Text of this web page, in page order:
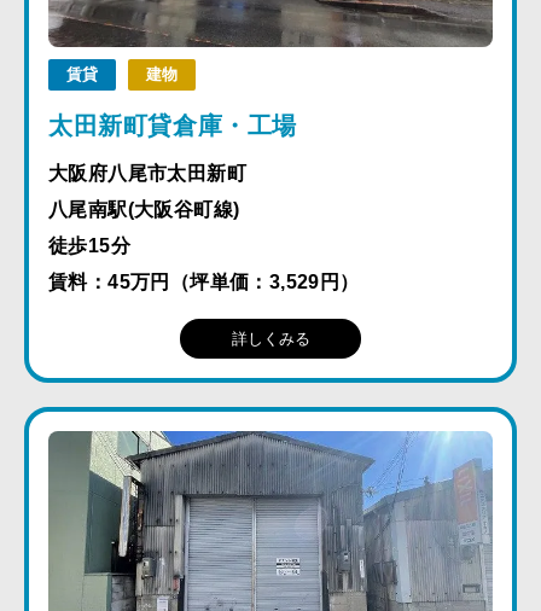
賃貸 建物
太田新町貸倉庫・工場
大阪府八尾市太田新町
八尾南駅(大阪谷町線)
徒歩15分
賃料：45万円（坪単価：3,529円）
詳しくみる